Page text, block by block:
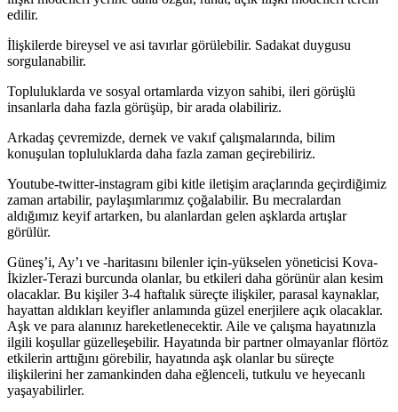
edilir.
İlişkilerde bireysel ve asi tavırlar görülebilir. Sadakat duygusu
sorgulanabilir.
Topluluklarda ve sosyal ortamlarda vizyon sahibi, ileri görüşlü
insanlarla daha fazla görüşüp, bir arada olabiliriz.
Arkadaş çevremizde, dernek ve vakıf çalışmalarında, bilim
konuşulan topluluklarda daha fazla zaman geçirebiliriz.
Youtube-twitter-instagram gibi kitle iletişim araçlarında geçirdiğimiz
zaman artabilir, paylaşımlarımız çoğalabilir. Bu mecralardan
aldığımız keyif artarken, bu alanlardan gelen aşklarda artışlar
görülür.
Güneş’i, Ay’ı ve -haritasını bilenler için-yükselen yöneticisi Kova-
İkizler-Terazi burcunda olanlar, bu etkileri daha görünür alan kesim
olacaklar. Bu kişiler 3-4 haftalık süreçte ilişkiler, parasal kaynaklar,
hayattan aldıkları keyifler anlamında güzel enerjilere açık olacaklar.
Aşk ve para alanınız hareketlenecektir. Aile ve çalışma hayatınızla
ilgili koşullar güzelleşebilir. Hayatında bir partner olmayanlar flörtöz
etkilerin arttığını görebilir, hayatında aşk olanlar bu süreçte
ilişkilerini her zamankinden daha eğlenceli, tutkulu ve heyecanlı
yaşayabilirler.